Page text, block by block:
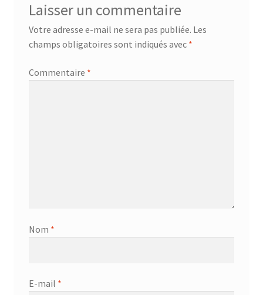
Laisser un commentaire
Votre adresse e-mail ne sera pas publiée. Les
champs obligatoires sont indiqués avec *
Commentaire *
Nom *
E-mail *